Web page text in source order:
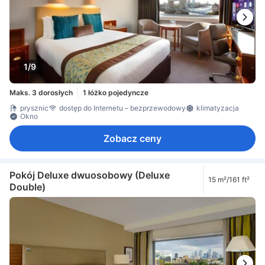
sprzęt do prasowania
wieszak na ubrania
Łóżeczko dla dziecka (na życzenie)
Szczoteczka do zębów dla dzieci
czujnik dymu
Dla niepalących
Dojazd windą
sejf na laptopa
sejf w pokoju
Środki ochrony/bezpieczeństwa
1/9
Maks. 3 dorosłych
1 łóżko pojedyncze
prysznic
dostęp do Internetu – bezprzewodowy
klimatyzacja
Okno
Zobacz ceny
Pokój Deluxe dwuosobowy (Deluxe
Double)
15 m²/161 ft²